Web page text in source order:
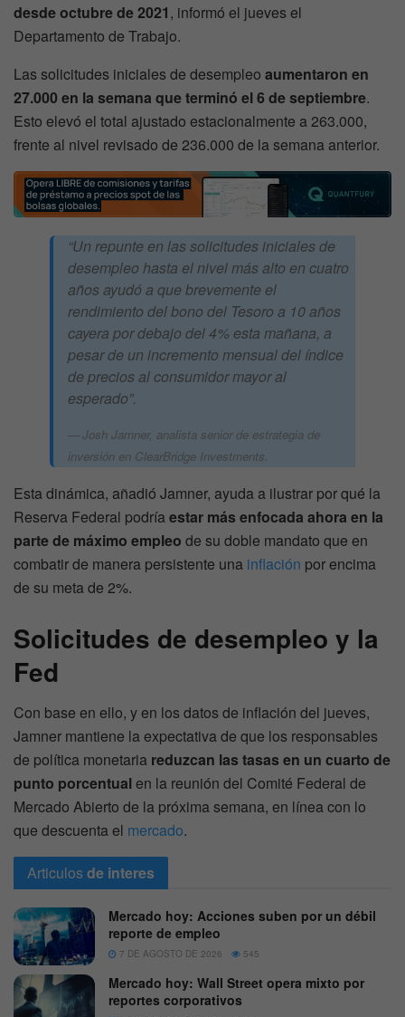
desde octubre de 2021, informó el jueves el
Departamento de Trabajo.
Las solicitudes iniciales de desempleo aumentaron en
27.000 en la semana que terminó el 6 de septiembre.
Esto elevó el total ajustado estacionalmente a 263.000,
frente al nivel revisado de 236.000 de la semana anterior.
“Un repunte en las solicitudes iniciales de
desempleo hasta el nivel más alto en cuatro
años ayudó a que brevemente el
rendimiento del bono del Tesoro a 10 años
cayera por debajo del 4% esta mañana, a
pesar de un incremento mensual del índice
de precios al consumidor mayor al
esperado”.
Josh Jamner, analista senior de estrategia de
inversión en ClearBridge Investments.
Esta dinámica, añadió Jamner, ayuda a ilustrar por qué la
Reserva Federal podríaestar más enfocada ahora en la
parte de máximo empleo de su doble mandato que en
combatir de manera persistente una inflación por encima
de su meta de 2%.
Solicitudes de desempleo y la
Fed
Con base en ello, y en los datos de inflación del jueves,
Jamner mantiene la expectativa de que los responsables
de política monetaria reduzcan las tasas en un cuarto de
punto porcentualen la reunión del Comité Federal de
Mercado Abierto de la próxima semana, en línea con lo
que descuenta el mercado.
Articulosde interes
Mercado hoy: Acciones suben por un débil
reporte de empleo
7 DE AGOSTO DE 2026 545
Mercado hoy: Wall Street opera mixto por
reportes corporativos